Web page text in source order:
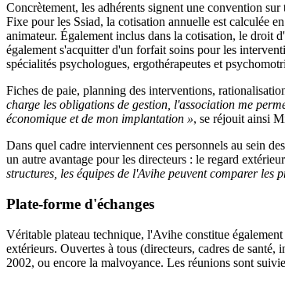
Concrètement, les adhérents signent une convention
Fixe pour les Ssiad, la cotisation annuelle est calculée
animateur. Également inclus dans la cotisation, le droit
également s'acquitter d'un forfait soins pour les
spécialités psychologues, ergothérapeutes et
Fiches de paie, planning des interventions,
charge les obligations de gestion, l'association me
économique et de mon implantation », se réjouit ainsi
Dans quel cadre interviennent ces personnels au sein
un autre avantage pour les directeurs : le regard
structures, les équipes de l'Avihe peuvent comparer
Plate-forme d'échanges
Véritable plateau technique, l'Avihe constitue
extérieurs. Ouvertes à tous (directeurs, cadres de
2002, ou encore la malvoyance. Les réunions sont